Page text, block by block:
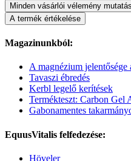
Minden vásárlói vélemény
A termék értékelése
Magazinunkból:
A magnézium jelentősége
Tavaszi ébredés
Kerbl legelő kerítések
Termékteszt: Carbon Gel
Gabonamentes
EquusVitalis felfedezése:
Höveler